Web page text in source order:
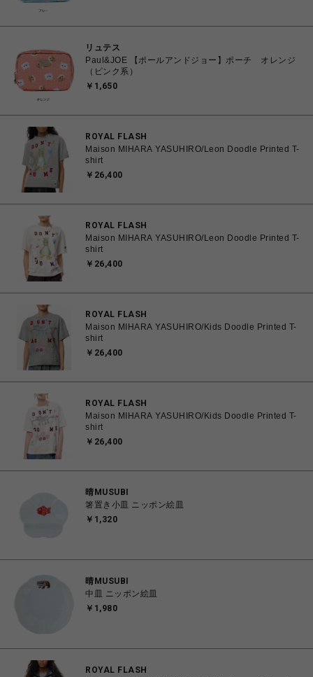
リュテス
Paul&JOE 【ポールアンドジョー】ポーチ オレンジ
（ピンク系）
￥1,650
ROYAL FLASH
Maison MIHARA YASUHIRO/Leon Doodle Printed T-
shirt
￥26,400
ROYAL FLASH
Maison MIHARA YASUHIRO/Leon Doodle Printed T-
shirt
￥26,400
ROYAL FLASH
Maison MIHARA YASUHIRO/Kids Doodle Printed T-
shirt
￥26,400
ROYAL FLASH
Maison MIHARA YASUHIRO/Kids Doodle Printed T-
shirt
￥26,400
晴MUSUBI
箸置き小皿 ニッポン絵皿
￥1,320
晴MUSUBI
中皿 ニッポン絵皿
￥1,980
ROYAL FLASH